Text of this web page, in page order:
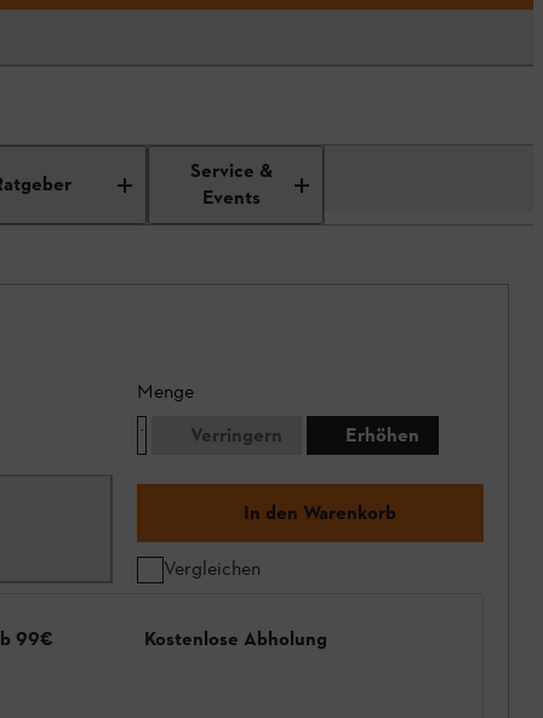
Service &
Events
Menge
Verringern
Erhöhen
In den Warenkorb
Vergleichen
99€ Kostenlose Abholung